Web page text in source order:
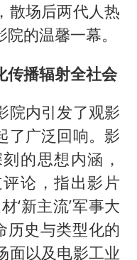
散场后两代人热
的温馨一幕。
传播辐射全社会
院内引发了观影
了广泛回响。影
的思想内涵，
论，指出影片
‘新主流’军事大
历史与类型化的
面以及电影工业